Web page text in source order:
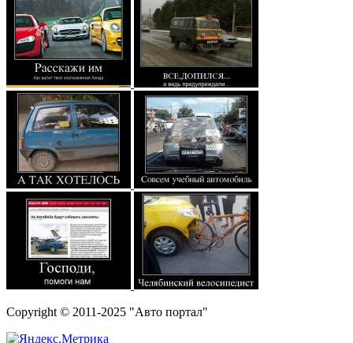
Copyright © 2011-2025 "Авто портал"